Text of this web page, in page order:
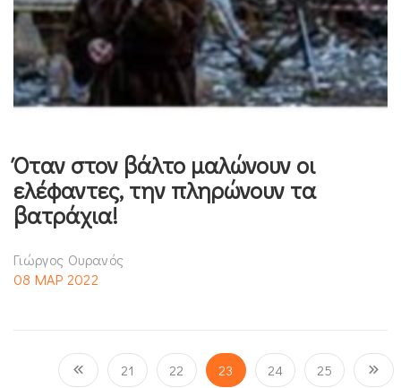
Όταν στον βάλτο μαλώνουν οι
ελέφαντες, την πληρώνουν τα
βατράχια!
Γιώργος Ουρανός
08 ΜΑΡ 2022
21 22 23 24 25